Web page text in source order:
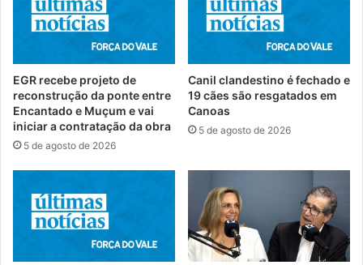
EGR recebe projeto de
reconstrução da ponte entre
Encantado e Muçum e vai
iniciar a contratação da obra
5 de agosto de 2026
Canil clandestino é fechado e
19 cães são resgatados em
Canoas
5 de agosto de 2026